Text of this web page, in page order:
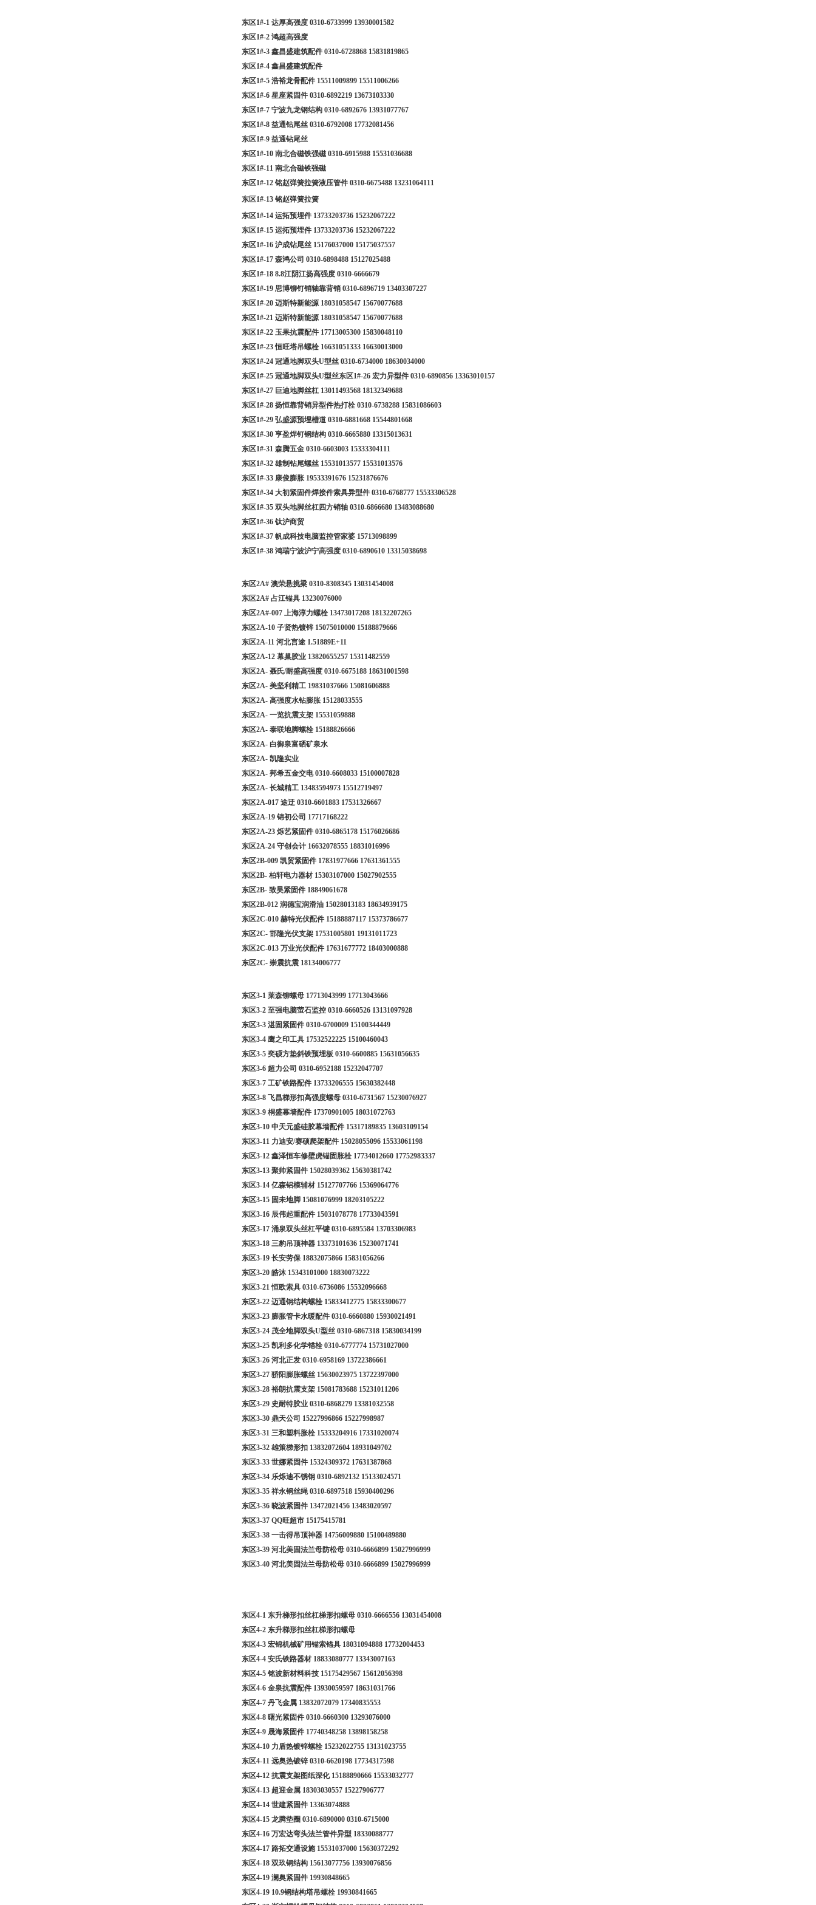
东区1#-1 达厚高强度 0310-6733999 13930001582
东区1#-2 鸿超高强度
东区1#-3 鑫昌盛建筑配件 0310-6728868 15831819865
东区1#-4 鑫昌盛建筑配件
东区1#-5 浩裕龙骨配件 15511009899 15511006266
东区1#-6 星座紧固件 0310-6892219 13673103330
东区1#-7 宁波九龙钢结构 0310-6892676 13931077767
东区1#-8 益通钻尾丝 0310-6792008 17732081456
东区1#-9 益通钻尾丝
东区1#-10 南北合磁铁强磁 0310-6915988 15531036688
东区1#-11 南北合磁铁强磁
东区1#-12 铭赵弹簧拉簧液压管件 0310-6675488 13231064111
东区1#-13 铭赵弹簧拉簧
东区1#-14 运拓预埋件 13733203736 15232067222
东区1#-15 运拓预埋件 13733203736 15232067222
东区1#-16 沪成钻尾丝 15176037000 15175037557
东区1#-17 森鸿公司 0310-6898488 15127025488
东区1#-18 8.8江阴江扬高强度 0310-6666679
东区1#-19 思博铆钉销轴靠背销 0310-6896719 13403307227
东区1#-20 迈斯特新能源 18031058547 15670077688
东区1#-21 迈斯特新能源 18031058547 15670077688
东区1#-22 玉果抗震配件 17713005300 15830048110
东区1#-23 恒旺塔吊螺栓 16631051333 16630013000
东区1#-24 冠通地脚双头U型丝 0310-6734000 18630034000
东区1#-25 冠通地脚双头U型丝东区1#-26 宏力异型件 0310-6890856 13363010157
东区1#-27 巨迪地脚丝杠 13011493568 18132349688
东区1#-28 扬恒靠背销异型件热打栓 0310-6738288 15831086603
东区1#-29 弘盛源预埋槽道 0310-6881668 15544801668
东区1#-30 亨盈焊钉钢结构 0310-6665880 13315013631
东区1#-31 森腾五金 0310-6603003 15333304111
东区1#-32 雄制钻尾螺丝 15531013577 15531013576
东区1#-33 康俊膨胀 19533391676 15231876676
东区1#-34 大初紧固件焊接件索具异型件 0310-6768777 15533306528
东区1#-35 双头地脚丝杠四方销轴 0310-6866680 13483088680
东区1#-36 钛沪商贸
东区1#-37 帆成科技电脑监控管家婆 15713098899
东区1#-38 鸿瑞宁波沪宁高强度 0310-6890610 13315038698
东区2A# 澳荣悬挑梁 0310-8308345 13031454008
东区2A# 占江锚具 13230076000
东区2A#-007 上海淳力螺栓 13473017208 18132207265
东区2A-10 子贤热镀锌 15075010000 15188879666
东区2A-11 河北言途 1.51889E+11
东区2A-12 幕巢胶业 13820655257 15311482559
东区2A- 聂氏/耐盛高强度 0310-6675188 18631001598
东区2A- 美坚利精工 19831037666 15081606888
东区2A- 高强度水钻膨胀 15128033555
东区2A- 一览抗震支架 15531059888
东区2A- 泰联地脚螺栓 15188826666
东区2A- 白御泉富硒矿泉水
东区2A- 凯隆实业
东区2A- 邦希五金交电0310-6608033 15100007828
东区2A- 长城精工 13483594973 15512719497
东区2A-017 途迂 0310-6601883 17531326667
东区2A-19 锦初公司 17717168222
东区2A-23 烁艺紧固件 0310-6865178 15176026686
东区2A-24 守创会计 16632078555 18831016996
东区2B-009 凯贸紧固件 17831977666 17631361555
东区2B- 柏轩电力器材 15303107000 15027902555
东区2B- 致昊紧固件 18849061678
东区2B-012 润德宝润滑油 15028013183 18634939175
东区2C-010 赫特光伏配件 15188887117 15373786677
东区2C- 邯隆光伏支架 17531005801 19131011723
东区2C-013 万业光伏配件 17631677772 18403000888
东区2C- 崇震抗震 18134006777
东区3-1 莱森铆螺母 17713043999 17713043666
东区3-2 至强电脑萤石监控 0310-6660526 13131097928
东区3-3 湛固紧固件 0310-6700009 15100344449
东区3-4 鹰之印工具 17532522225 15100460043
东区3-5 奕硕方垫斜铁预埋板 0310-6600885 15631056635
东区3-6 超力公司 0310-6952188 15232047707
东区3-7 工矿铁路配件 13733206555 15630382448
东区3-8 飞昌梯形扣高强度螺母 0310-6731567 15230076927
东区3-9 桐盛幕墙配件 17370901005 18031072763
东区3-10 中天元盛硅胶幕墙配件 15317189835 13603109154
东区3-11 力迪安/赛硕爬架配件 15028055096 15533061198
东区3-12 鑫泽恒车修壁虎锚固胀栓 17734012660 17752983337
东区3-13 聚帅紧固件 15028039362 15630381742
东区3-14 亿森铝模辅材 15127707766 15369064776
东区3-15 固未地脚 15081076999 18203105222
东区3-16 辰伟起重配件 15031078778 17733043591
东区3-17 涌泉双头丝杠平键 0310-6895584 13703306983
东区3-18 三豹吊顶神器 13373101636 15230071741
东区3-19 长安劳保 18832075866 15831056266
东区3-20 皓沐 15343101000 18830073222
东区3-21 恒欧索具 0310-6736086 15532096668
东区3-22 迈通钢结构螺栓 15833412775 15833300677
东区3-23 膨胀管卡水暖配件 0310-6660880 15930021491
东区3-24 茂全地脚双头U型丝 0310-6867318 15830034199
东区3-25 凯利多化学锚栓 0310-6777774 15731027000
东区3-26 河北正发 0310-6958169 13722386661
东区3-27 骄阳膨胀螺丝 15630023975 13722397000
东区3-28 裕朗抗震支架 15081783688 15231011206
东区3-29 史耐特胶业 0310-6868279 13381032558
东区3-30 鼎天公司 15227996866 15227998987
东区3-31 三和塑料胀栓 15333204916 17331020074
东区3-32 雄策梯形扣 13832072604 18931049702
东区3-33 世娜紧固件 15324309372 17631387868
东区3-34 乐烁迪不锈钢 0310-6892132 15133024571
东区3-35 祥永钢丝绳0310-6897518 15930400296
东区3-36 晓波紧固件 13472021456 13483020597
东区3-37 QQ旺超市 15175415781
东区3-38 一击得吊顶神器 14756009880 15100489880
东区3-39 河北美固法兰母防松母 0310-6666899 15027996999
东区3-40 河北美固法兰母防松母 0310-6666899 15027996999
东区4-1 东升梯形扣丝杠梯形扣螺母 0310-6666556 13031454008
东区4-2 东升梯形扣丝杠梯形扣螺母
东区4-3 宏锦机械矿用锚索锚具 18031094888 17732004453
东区4-4 安氏铁路器材 18833080777 13343007163
东区4-5 铭波新材料科技 15175429567 15612056398
东区4-6 金泉抗震配件 13930059597 18631031766
东区4-7 丹飞金属 13832072079 17340835553
东区4-8 曙光紧固件 0310-6660300 13293076000
东区4-9 晟海紧固件 17740348258 13898158258
东区4-10 力盾热镀锌螺栓 15232022755 13131023755
东区4-11 远奥热镀锌0310-6620198 17734317598
东区4-12 抗震支架图纸深化 15188890666 15533032777
东区4-13 超迎金属 18303030557 15227906777
东区4-14 世建紧固件 13363074888
东区4-15 龙腾垫圈 0310-6890000 0310-6715000
东区4-16 万宏达弯头法兰管件异型 18330088777
东区4-17 路拓交通设施 15531037000 15630372292
东区4-18 双玖钢结构 15613077756 13930076856
东区4-19 澜奥紧固件 19930848665
东区4-19 10.9钢结构塔吊螺栓 19930841665